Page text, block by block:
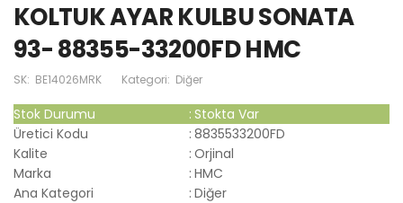
KOLTUK AYAR KULBU SONATA
93- 88355-33200FD HMC
SK: BE14026MRK Kategori: Diğer
Stok Durumu : Stokta Var
Üretici Kodu
: 8835533200FD
Kalite
: Orjinal
Marka
: HMC
Ana Kategori
: Diğer